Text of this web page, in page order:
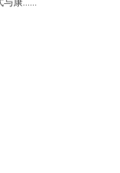
与康......